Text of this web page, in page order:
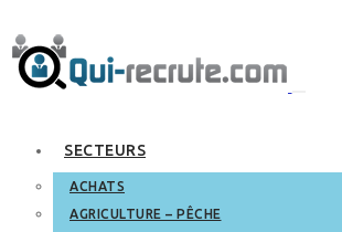
SECTEURS
ACHATS
AGRICULTURE – PÊCHE